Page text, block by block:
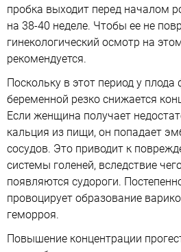
пробка выходит перед началом
на 38-40 неделе. Чтобы ее не
гинекологический осмотр на
рекомендуется.
Поскольку в этот период у
беременной резко снижается
Если женщина получает
кальция из пищи, он попадает
сосудов. Это приводит к
системы голеней, вследствие
появляются судороги.
провоцирует образование
геморроя.
Повышение концентрации